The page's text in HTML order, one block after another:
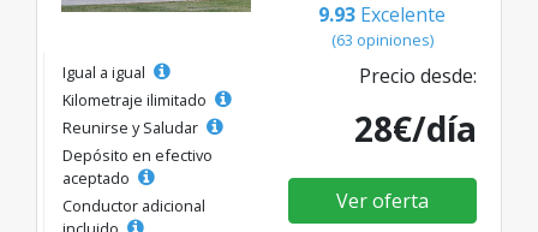
9.93 Excelente
(63 opiniones)
Igual a igual
Kilometraje ilimitado
Reunirse y Saludar
Depósito en efectivo
aceptado
Conductor adicional
Precio desde:
28€/día
Ver oferta